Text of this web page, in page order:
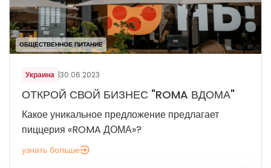
ОБЩЕСТВЕННОЕ ПИТАНИЕ
Украина |30.06.2023
ОТКРОЙ СВОЙ БИЗНЕС "ROMA ВДОМА"
Какое уникальное предложение предлагает
пиццерия «ROMA ДОМА»?
узнать больше